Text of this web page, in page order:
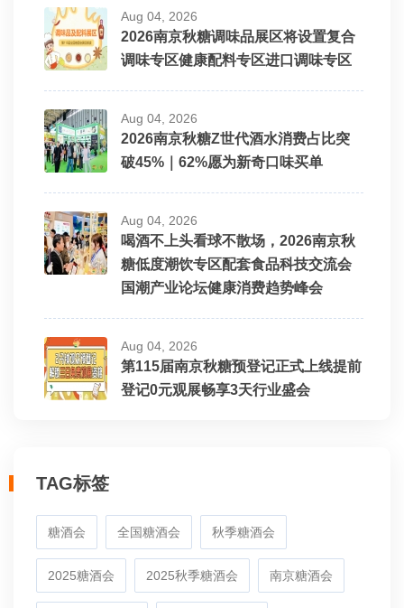
Aug 04, 2026
2026南京秋糖调味品展区将设置复合
调味专区健康配料专区进口调味专区
Aug 04, 2026
2026南京秋糖Z世代酒水消费占比突
破45%｜62%愿为新奇口味买单
Aug 04, 2026
喝酒不上头看球不散场，2026南京秋
糖低度潮饮专区配套食品科技交流会
国潮产业论坛健康消费趋势峰会
Aug 04, 2026
第115届南京秋糖预登记正式上线提前
登记0元观展畅享3天行业盛会
TAG标签
糖酒会 全国糖酒会 秋季糖酒会
2025糖酒会 2025秋季糖酒会 南京糖酒会